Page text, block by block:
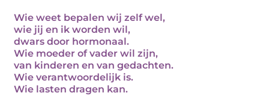
Wie weet bepalen wij zelf wel,
wie jij en ik worden wil,
dwars door hormonaal.
Wie moeder of vader wil zijn,
van kinderen en van gedachten.
Wie verantwoordelijk is.
Wie lasten dragen kan.